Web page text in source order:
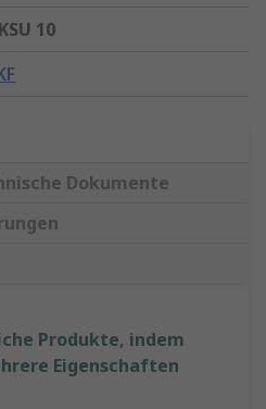
10
Dokumente
Produkte, indem
Eigenschaften